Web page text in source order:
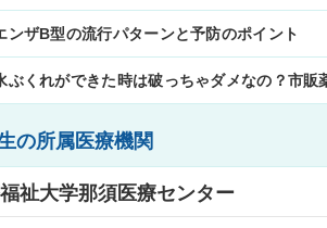
ンザB型の流行パターンと予防のポイント
ぶくれができた時は破っちゃダメなの？市販
の所属医療機関
祉大学那須医療センター